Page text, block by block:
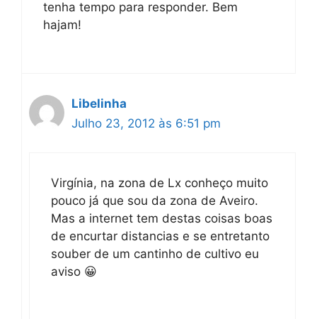
tenha tempo para responder. Bem
hajam!
Libelinha
Julho 23, 2012 às 6:51 pm
Virgínia, na zona de Lx conheço muito
pouco já que sou da zona de Aveiro.
Mas a internet tem destas coisas boas
de encurtar distancias e se entretanto
souber de um cantinho de cultivo eu
aviso 😀